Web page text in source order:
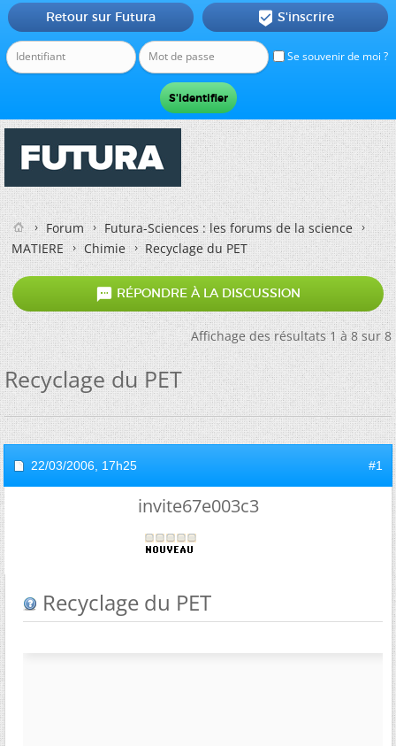
Se souvenir de moi ?
Retour sur Futura  S'inscrire
Forum
Futura-Sciences : les forums de la science
MATIERE
Chimie Recyclage du PET
 RÉPONDRE À LA DISCUSSION
Affichage des résultats 1 à 8 sur 8
Recyclage du PET
22/03/2006, 17h25 #1
invite67e003c3
Recyclage du PET